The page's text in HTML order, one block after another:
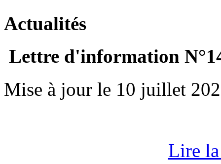
Actualités
Lettre d'information
Mise à jour le 10 juillet
Lire